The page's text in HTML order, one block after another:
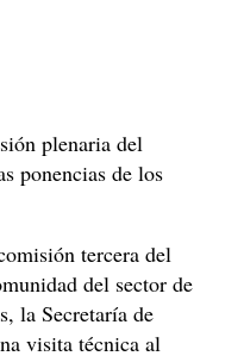
plenaria del
ponencias de los
tercera del
del sector de
la Secretaría de
visita técnica al